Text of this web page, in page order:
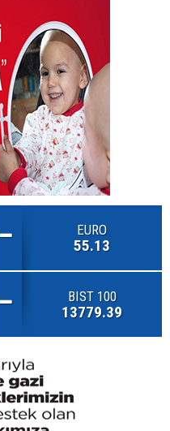
EURO
55.13
BIST 100
13779.39